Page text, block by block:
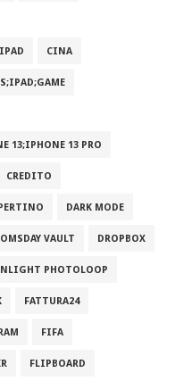
CINA
13;IPHONE 13 PRO
CREDITO
DARK MODE
VAULT DROPBOX
PHOTOLOOP
FATTURA24
FIFA
FLIPBOARD